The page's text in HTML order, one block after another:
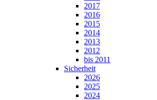
2017
2016
2015
2014
2013
2012
bis 2011
Sicherheit
2026
2025
2024